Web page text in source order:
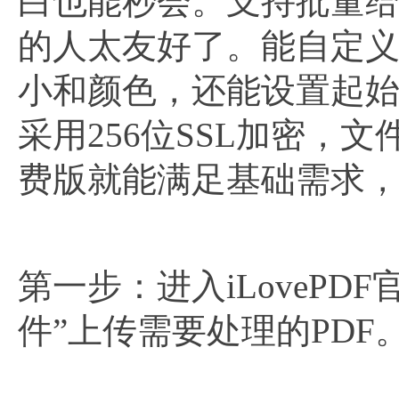
的人太友好了。能自定
小和颜色，还能设置起
采用256位SSL加密，文
费版就能满足基础需求
第一步：进入iLovePDF
件”上传需要处理的PDF